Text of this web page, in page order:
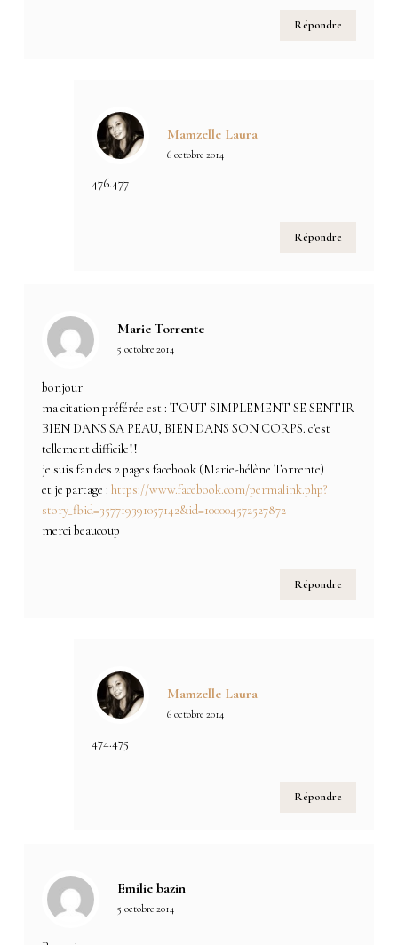
Répondre
Mamzelle Laura
6 octobre 2014
476.477
Répondre
Marie Torrente
5 octobre 2014
bonjour
ma citation préférée est : TOUT SIMPLEMENT SE SENTIR
BIEN DANS SA PEAU, BIEN DANS SON CORPS. c’est
tellement difficile!!
je suis fan des 2 pages facebook (Marie-hélène Torrente)
et je partage :https://www.facebook.com/permalink.php?
story_fbid=357719391057142&id=100004572527872
merci beaucoup
Répondre
Mamzelle Laura
6 octobre 2014
474.475
Répondre
Emilie bazin
5 octobre 2014